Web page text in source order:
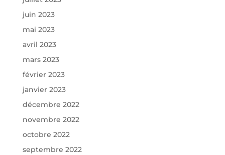
juin 2023
mai 2023
avril 2023
mars 2023
février 2023
janvier 2023
décembre 2022
novembre 2022
octobre 2022
septembre 2022